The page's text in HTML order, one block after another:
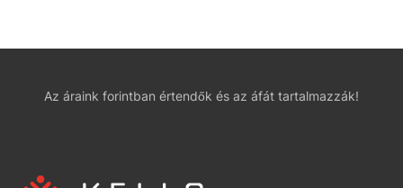
Az áraink forintban értendők és az áfát tartalmazzák!